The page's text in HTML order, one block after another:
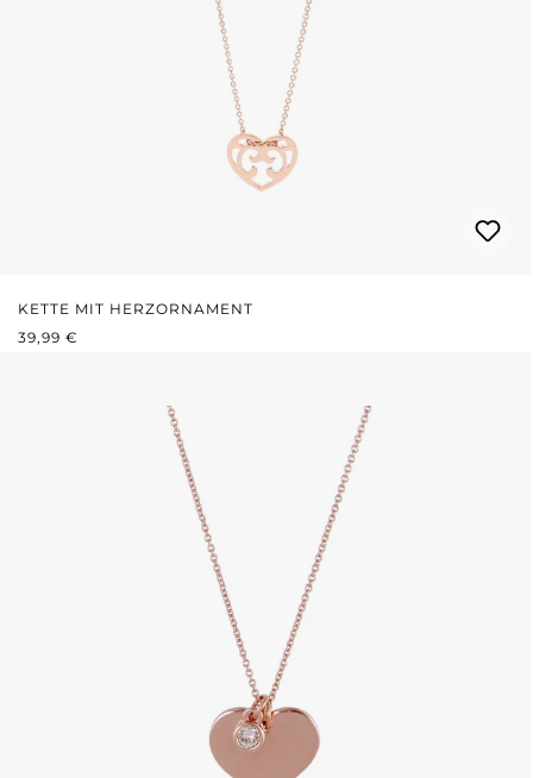
KETTE MIT HERZORNAMENT
REGULÄRER PREIS:
39,99 €